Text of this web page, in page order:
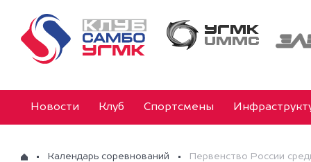
Новости Клуб Спортсмены
Календарь соревнований Первенство России